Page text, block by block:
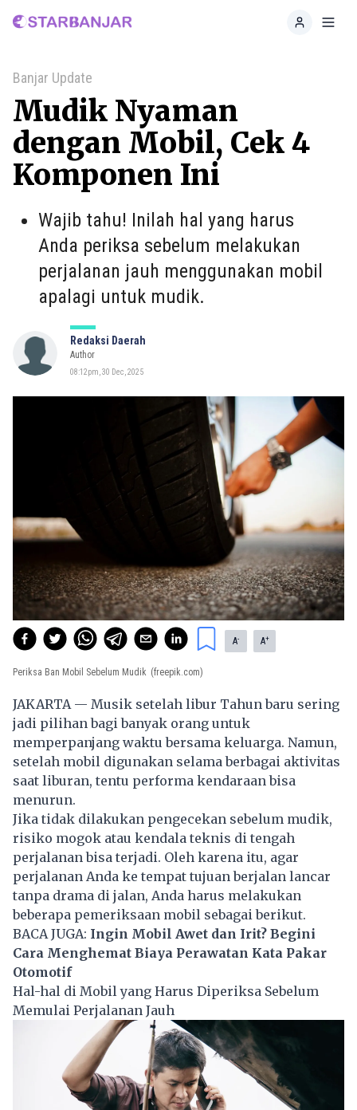
Home
Banjar Update
Mudik Nyaman
dengan Mobil, Cek 4
Komponen Ini
Wajib tahu! Inilah hal yang harus
Anda periksa sebelum melakukan
perjalanan jauh menggunakan mobil
apalagi untuk mudik.
Redaksi Daerah
Author
08:12pm, 30 Dec, 2025
A- A+
Periksa Ban Mobil Sebelum Mudik (freepik.com)
JAKARTA — Musik setelah libur Tahun baru sering
jadi pilihan bagi banyak orang untuk
memperpanjang waktu bersama keluarga. Namun,
setelah mobil digunakan selama berbagai aktivitas
saat liburan, tentu performa kendaraan bisa
menurun.
Jika tidak dilakukan pengecekan sebelum mudik,
risiko mogok atau kendala teknis di tengah
perjalanan bisa terjadi. Oleh karena itu, agar
perjalanan Anda ke tempat tujuan berjalan lancar
tanpa drama di jalan, Anda harus melakukan
beberapa pemeriksaan mobil sebagai berikut.
BACA JUGA: Ingin Mobil Awet dan Irit? Begini
Cara Menghemat Biaya Perawatan Kata Pakar
Otomotif
Hal-hal di Mobil yang Harus Diperiksa Sebelum
Memulai Perjalanan Jauh